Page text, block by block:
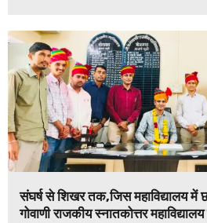
संघर्ष से शिखर तक,जिस महाविद्यालय में
गोवाणी राजकीय स्नातकोत्तर